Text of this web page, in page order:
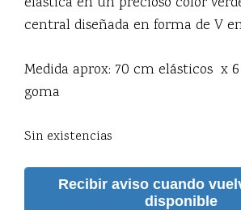
central diseñada en forma de V
Medida aprox: 70 cm elásticos x
goma
Sin existencias
Recibir aviso cuando
disponible